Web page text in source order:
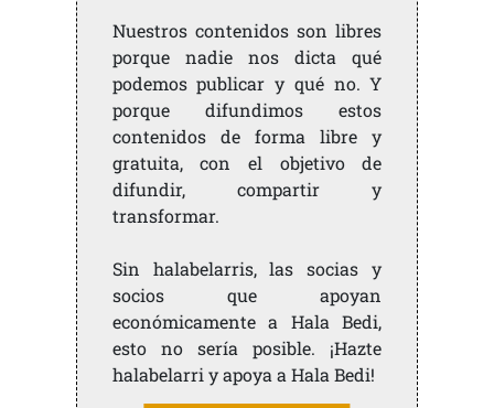
Nuestros contenidos son libres
porque nadie nos dicta qué
podemos publicar y qué no. Y
porque difundimos estos
contenidos de forma libre y
gratuita, con el objetivo de
difundir, compartir y
transformar.
Sin halabelarris, las socias y
socios que apoyan
económicamente a Hala Bedi,
esto no sería posible. ¡Hazte
halabelarri y apoya a Hala Bedi!